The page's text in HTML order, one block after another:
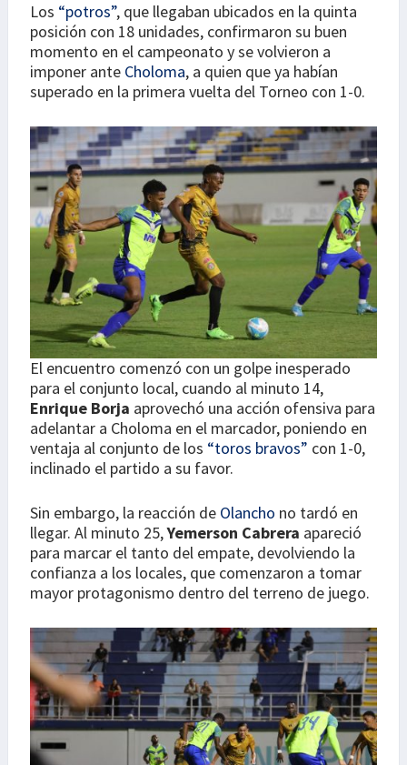
Los “potros”, que llegaban ubicados en la quinta
posición con 18 unidades, confirmaron su buen
momento en el campeonato y se volvieron a
imponer ante Choloma, a quien que ya habían
superado en la primera vuelta del Torneo con 1-0.
El encuentro comenzó con un golpe inesperado
para el conjunto local, cuando al minuto 14,
Enrique Borja aprovechó una acción ofensiva para
adelantar a Choloma en el marcador, poniendo en
ventaja al conjunto de los “toros bravos” con 1-0,
inclinado el partido a su favor.
Sin embargo, la reacción de Olancho no tardó en
llegar. Al minuto 25,Yemerson Cabrera apareció
para marcar el tanto del empate, devolviendo la
confianza a los locales, que comenzaron a tomar
mayor protagonismo dentro del terreno de juego.